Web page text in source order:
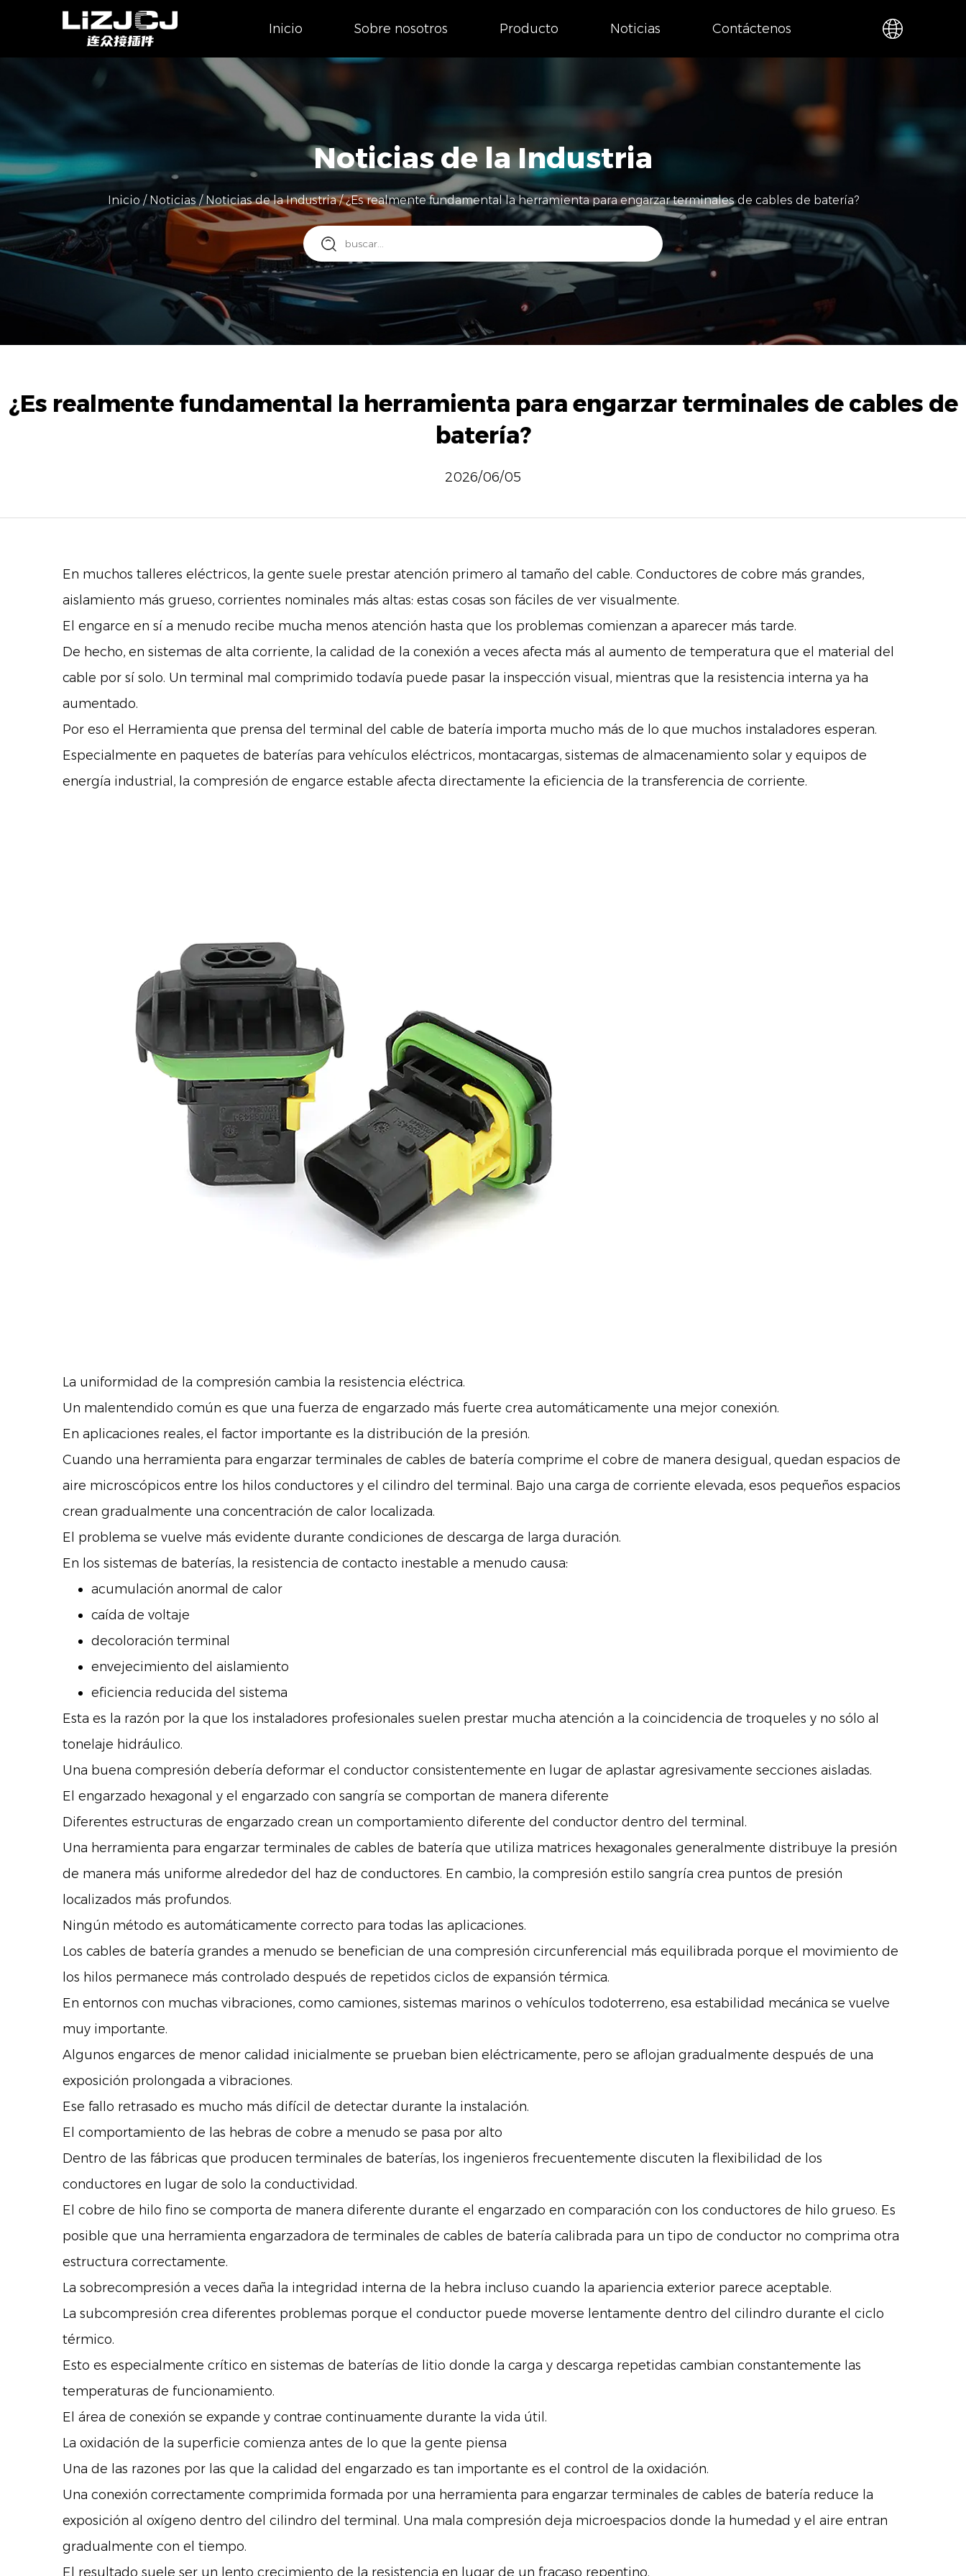
Inicio Sobre nosotros Producto Noticias Contáctenos
Noticias de la Industria
Inicio / Noticias/Noticias de la Industria/¿Es realmente fundamental la herramienta para engarzar terminales de cables de batería?
¿Es realmente fundamental la herramienta para engarzar terminales de cables de
batería?
2026/06/05
En muchos talleres eléctricos, la gente suele prestar atención primero al tamaño del cable. Conductores de cobre más grandes,
aislamiento más grueso, corrientes nominales más altas: estas cosas son fáciles de ver visualmente.
El engarce en sí a menudo recibe mucha menos atención hasta que los problemas comienzan a aparecer más tarde.
De hecho, en sistemas de alta corriente, la calidad de la conexión a veces afecta más al aumento de temperatura que el material del
cable por sí solo. Un terminal mal comprimido todavía puede pasar la inspección visual, mientras que la resistencia interna ya ha
aumentado.
Por eso el Herramienta que prensa del terminal del cable de batería importa mucho más de lo que muchos instaladores esperan.
Especialmente en paquetes de baterías para vehículos eléctricos, montacargas, sistemas de almacenamiento solar y equipos de
energía industrial, la compresión de engarce estable afecta directamente la eficiencia de la transferencia de corriente.
La uniformidad de la compresión cambia la resistencia eléctrica.
Un malentendido común es que una fuerza de engarzado más fuerte crea automáticamente una mejor conexión.
En aplicaciones reales, el factor importante es la distribución de la presión.
Cuando una herramienta para engarzar terminales de cables de batería comprime el cobre de manera desigual, quedan espacios de
aire microscópicos entre los hilos conductores y el cilindro del terminal. Bajo una carga de corriente elevada, esos pequeños espacios
crean gradualmente una concentración de calor localizada.
El problema se vuelve más evidente durante condiciones de descarga de larga duración.
En los sistemas de baterías, la resistencia de contacto inestable a menudo causa:
acumulación anormal de calor
caída de voltaje
decoloración terminal
envejecimiento del aislamiento
eficiencia reducida del sistema
Esta es la razón por la que los instaladores profesionales suelen prestar mucha atención a la coincidencia de troqueles y no sólo al
tonelaje hidráulico.
Una buena compresión debería deformar el conductor consistentemente en lugar de aplastar agresivamente secciones aisladas.
El engarzado hexagonal y el engarzado con sangría se comportan de manera diferente
Diferentes estructuras de engarzado crean un comportamiento diferente del conductor dentro del terminal.
Una herramienta para engarzar terminales de cables de batería que utiliza matrices hexagonales generalmente distribuye la presión
de manera más uniforme alrededor del haz de conductores. En cambio, la compresión estilo sangría crea puntos de presión
localizados más profundos.
Ningún método es automáticamente correcto para todas las aplicaciones.
Los cables de batería grandes a menudo se benefician de una compresión circunferencial más equilibrada porque el movimiento de
los hilos permanece más controlado después de repetidos ciclos de expansión térmica.
En entornos con muchas vibraciones, como camiones, sistemas marinos o vehículos todoterreno, esa estabilidad mecánica se vuelve
muy importante.
Algunos engarces de menor calidad inicialmente se prueban bien eléctricamente, pero se aflojan gradualmente después de una
exposición prolongada a vibraciones.
Ese fallo retrasado es mucho más difícil de detectar durante la instalación.
El comportamiento de las hebras de cobre a menudo se pasa por alto
Dentro de las fábricas que producen terminales de baterías, los ingenieros frecuentemente discuten la flexibilidad de los
conductores en lugar de solo la conductividad.
El cobre de hilo fino se comporta de manera diferente durante el engarzado en comparación con los conductores de hilo grueso. Es
posible que una herramienta engarzadora de terminales de cables de batería calibrada para un tipo de conductor no comprima otra
estructura correctamente.
La sobrecompresión a veces daña la integridad interna de la hebra incluso cuando la apariencia exterior parece aceptable.
La subcompresión crea diferentes problemas porque el conductor puede moverse lentamente dentro del cilindro durante el ciclo
térmico.
Esto es especialmente crítico en sistemas de baterías de litio donde la carga y descarga repetidas cambian constantemente las
temperaturas de funcionamiento.
El área de conexión se expande y contrae continuamente durante la vida útil.
La oxidación de la superficie comienza antes de lo que la gente piensa
Una de las razones por las que la calidad del engarzado es tan importante es el control de la oxidación.
Una conexión correctamente comprimida formada por una herramienta para engarzar terminales de cables de batería reduce la
exposición al oxígeno dentro del cilindro del terminal. Una mala compresión deja microespacios donde la humedad y el aire entran
gradualmente con el tiempo.
El resultado suele ser un lento crecimiento de la resistencia en lugar de un fracaso repentino.